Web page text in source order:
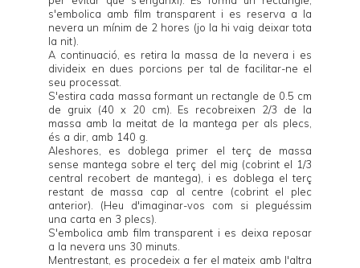
s'embolica amb film transparent i es reserva a la
nevera un mínim de 2 hores (jo la hi vaig deixar tota
la nit).
A continuació, es retira la massa de la nevera i es
divideix en dues porcions per tal de facilitar-ne el
seu processat.
S'estira cada massa formant un rectangle de 0.5 cm
de gruix (40 x 20 cm). Es recobreixen 2/3 de la
massa amb la meitat de la mantega per als plecs,
és a dir, amb 140 g.
Aleshores, es doblega primer el terç de massa
sense mantega sobre el terç del mig (cobrint el 1/3
central recobert de mantega), i es doblega el terç
restant de massa cap al centre (cobrint el plec
anterior). (Heu d'imaginar-vos com si pleguéssim
una carta en 3 plecs).
S'embolica amb film transparent i es deixa reposar
a la nevera uns 30 minuts.
Mentrestant, es procedeix a fer el mateix amb l'altra